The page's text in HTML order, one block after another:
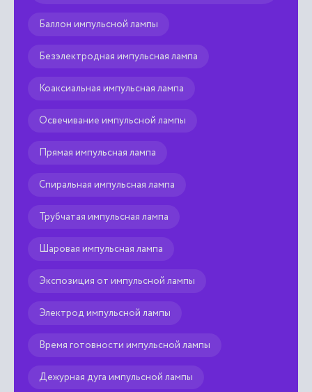
Баллон импульсной лампы
Безэлектродная импульсная лампа
Коаксиальная импульсная лампа
Освечивание импульсной лампы
Прямая импульсная лампа
Спиральная импульсная лампа
Трубчатая импульсная лампа
Шаровая импульсная лампа
Экспозиция от импульсной лампы
Электрод импульсной лампы
Время готовности импульсной лампы
Дежурная дуга импульсной лампы